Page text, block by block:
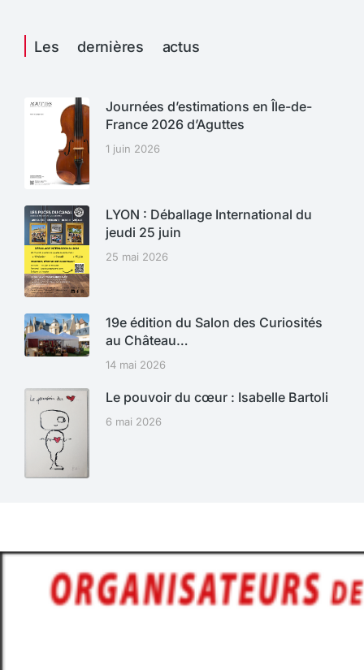
Les dernières actus
Journées d’estimations en Île-de-
France 2026 d’Aguttes
1 juin 2026
LYON : Déballage International du
jeudi 25 juin
25 mai 2026
19e édition du Salon des Curiosités
au Château…
14 mai 2026
Le pouvoir du cœur : Isabelle Bartoli
6 mai 2026